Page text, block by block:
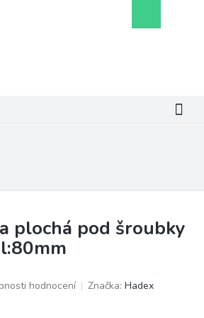
košík
plochá pod šroubky
hodnocení Značka: Hadex